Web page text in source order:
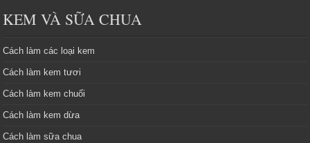
KEM VÀ SỮA CHUA
Cách làm các loại kem
Cách làm kem tươi
Cách làm kem chuối
Cách làm kem dừa
Cách làm sữa chua